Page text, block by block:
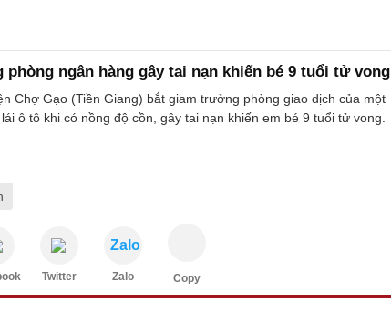
ngân hàng gây tai nạn khiến bé 9 tuổi tử vong
Chợ Gạo (Tiền Giang) bắt giam trưởng phòng giao dịch của một
ô tô khi có nồng độ cồn, gây tai nạn khiến em bé 9 tuổi tử vong.
Twitter
Zalo
Zalo Copy